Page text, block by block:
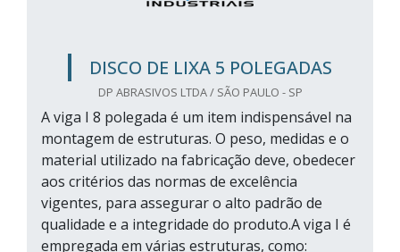
DISCO DE LIXA 5 POLEGADAS
DP ABRASIVOS LTDA / SÃO PAULO - SP
A viga I 8 polegada é um item indispensável na
montagem de estruturas. O peso, medidas e o
material utilizado na fabricação deve, obedecer
aos critérios das normas de excelência
vigentes, para assegurar o alto padrão de
qualidade e a integridade do produto.A viga I é
empregada em várias estruturas, como: